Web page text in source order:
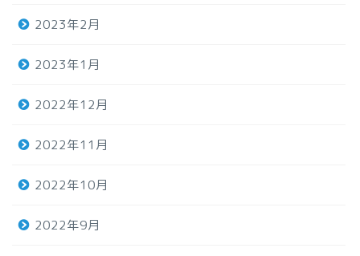
2023年2月
2023年1月
2022年12月
2022年11月
2022年10月
2022年9月